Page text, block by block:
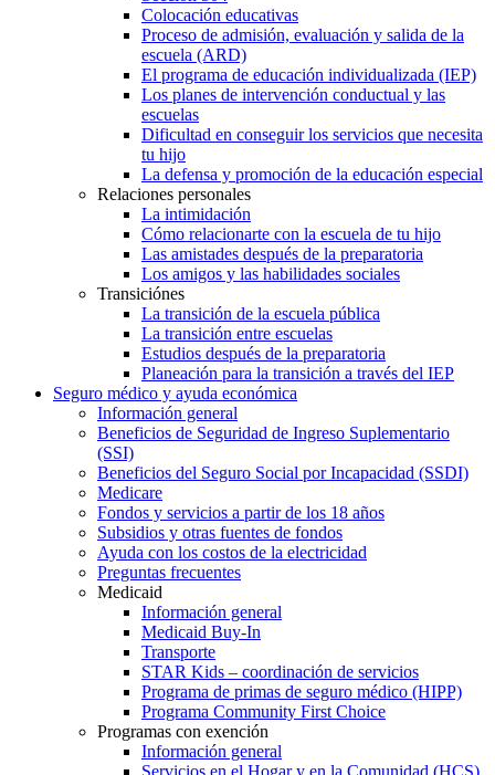
Colocación educativas
Proceso de admisión, evaluación y salida de la
escuela (ARD)
El programa de educación individualizada (IEP)
Los planes de intervención conductual y las
escuelas
Dificultad en conseguir los servicios que necesita
tu hijo
La defensa y promoción de la educación especial
Relaciones personales
La intimidación
Cómo relacionarte con la escuela de tu hijo
Las amistades después de la preparatoria
Los amigos y las habilidades sociales
Transiciónes
La transición de la escuela pública
La transición entre escuelas
Estudios después de la preparatoria
Planeación para la transición a través del IEP
Seguro médico y ayuda económica
Información general
Beneficios de Seguridad de Ingreso Suplementario
(SSI)
Beneficios del Seguro Social por Incapacidad (SSDI)
Medicare
Fondos y servicios a partir de los 18 años
Subsidios y otras fuentes de fondos
Ayuda con los costos de la electricidad
Preguntas frecuentes
Medicaid
Información general
Medicaid Buy-In
Transporte
STAR Kids – coordinación de servicios
Programa de primas de seguro médico (HIPP)
Programa Community First Choice
Programas con exención
Información general
Servicios en el Hogar y en la Comunidad (HCS)